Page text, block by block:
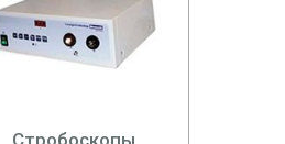
Стробоскопы